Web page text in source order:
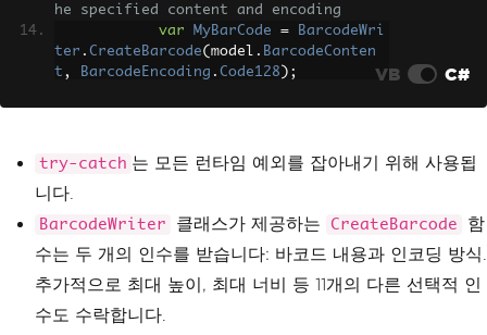
he specified content and encoding
var
MyBarCode =
BarcodeWri
ter . CreateBarcode( model . BarcodeConten
t , BarcodeEncoding . Code128 );
string path = Server. MapPa
th
( path , model .FileName);
// Add the barcode value t
ext above the barcode
extAboveBarcode
VB C#
try-catch 는 모든 런타임 예외를 잡아내기 위해 사용됩
니다.
BarcodeWriter 클래스가 제공하는 CreateBarcode
함
수는 두 개의 인수를 받습니다: 바코드 내용과 인코딩 방식.
추가적으로 최대 높이, 최대 너비 등 11개의 다른 선택적 인
수도 수락합니다.